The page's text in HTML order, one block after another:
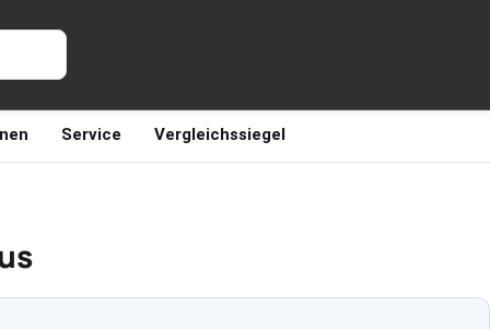
Service Vergleichssiegel